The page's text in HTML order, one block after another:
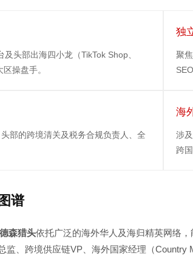
头部出海四小龙（TikTok Shop、
操盘手。
独
聚
部的跨境清关及税务合规负责人、全
海
涉
跨
谱
森猎头依托广泛的海外华人及海归精英网络
、跨境供应链VP、海外国家经理（Country